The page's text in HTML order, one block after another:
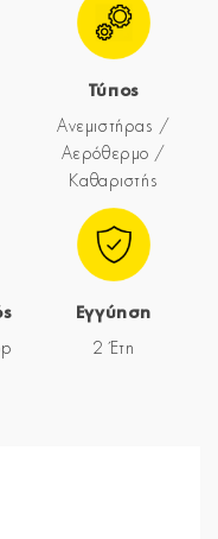
Τύπος
Ανεμιστήρας /
Αερόθερμο /
Καθαριστής
Εγγύηση
2 Έτη